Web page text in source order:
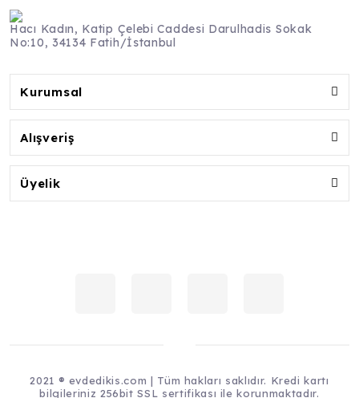
Hacı Kadın, Katip Çelebi Caddesi Darulhadis Sokak
No:10, 34134 Fatih/İstanbul
Kurumsal
Alışveriş
Üyelik
2021 ® evdedikis.com | Tüm hakları saklıdır. Kredi kartı
bilgileriniz 256bit SSL sertifikası ile korunmaktadır.